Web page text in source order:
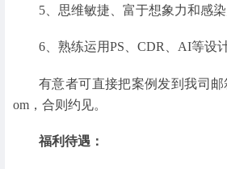
5、思维敏捷、富于想象力和感
6、熟练运用PS、CDR、AI等设
有意者可直接把案例发到我司邮
om，合则约见。
福利待遇：